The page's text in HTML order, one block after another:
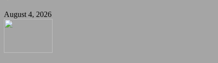
August 4, 2026